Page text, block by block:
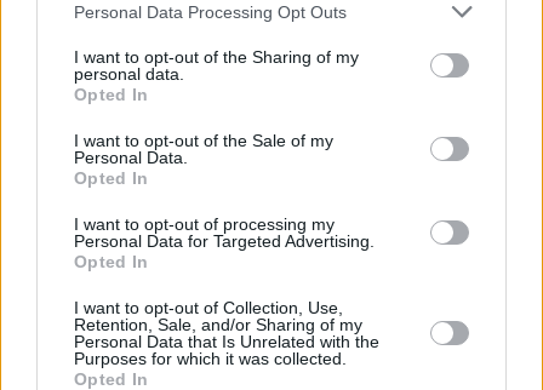
Personal Data Processing Opt Outs
I want to opt-out of the Sharing of my
personal data.
Opted In
I want to opt-out of the Sale of my
Personal Data.
Opted In
I want to opt-out of processing my
Personal Data for Targeted Advertising.
Opted In
I want to opt-out of Collection, Use,
Retention, Sale, and/or Sharing of my
Personal Data that Is Unrelated with the
Purposes for which it was collected.
Opted In